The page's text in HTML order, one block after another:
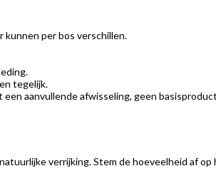
kunnen per bos verschillen.
tegelijk.
een aanvullende afwisseling, geen
verrijking. Stem de hoeveelheid af